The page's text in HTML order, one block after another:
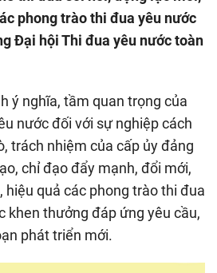
phong trào thi đua yêu nước
Đại hội Thi đua yêu nước toàn
ý nghĩa, tầm quan trọng của
nước đối với sự nghiệp cách
trách nhiệm của cấp ủy đảng
chỉ đạo đẩy mạnh, đổi mới,
hiệu quả các phong trào thi đua
khen thưởng đáp ứng yêu cầu,
phát triển mới.